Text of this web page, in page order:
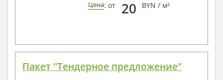
Цена: от 20 BYN / м²
Пакет "Тендерное предложение"